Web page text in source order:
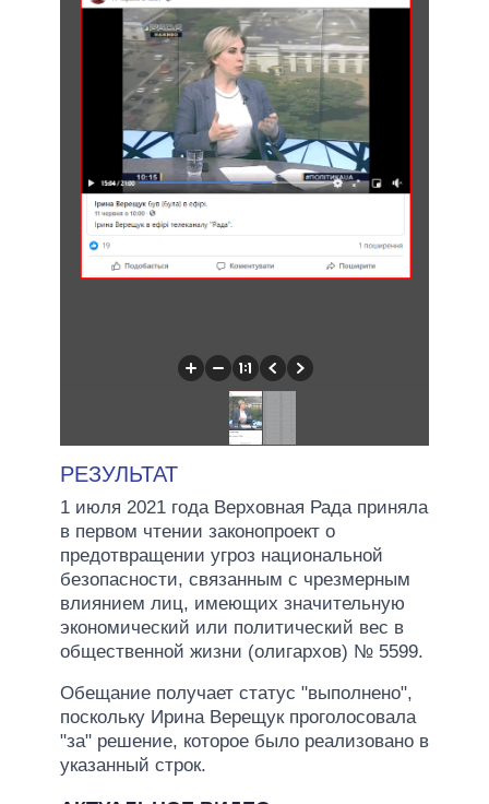
РЕЗУЛЬТАТ
1 июля 2021 года Верховная Рада приняла
в первом чтении законопроект о
предотвращении угроз национальной
безопасности, связанным с чрезмерным
влиянием лиц, имеющих значительную
экономический или политический вес в
общественной жизни (олигархов) № 5599.
Обещание получает статус "выполнено",
поскольку Ирина Верещук проголосовала
"за" решение, которое было реализовано в
указанный строк.